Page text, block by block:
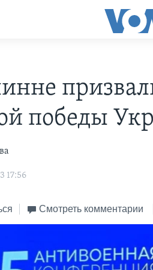
победы
17:56
Смотреть комментарии